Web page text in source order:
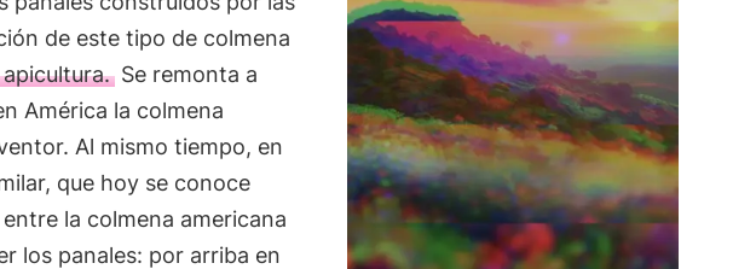
de este tipo de colmena
Se remonta a
América la colmena
Al mismo tiempo, en
que hoy se conoce
la colmena americana
los panales: por arriba en